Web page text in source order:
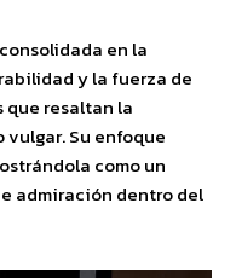
en la
y la fuerza de
que resaltan la
Su enfoque
como un
admiración dentro del